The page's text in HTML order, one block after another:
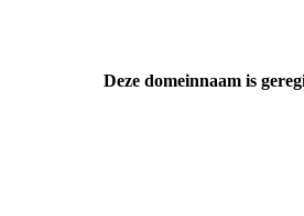
Deze domeinnaam is